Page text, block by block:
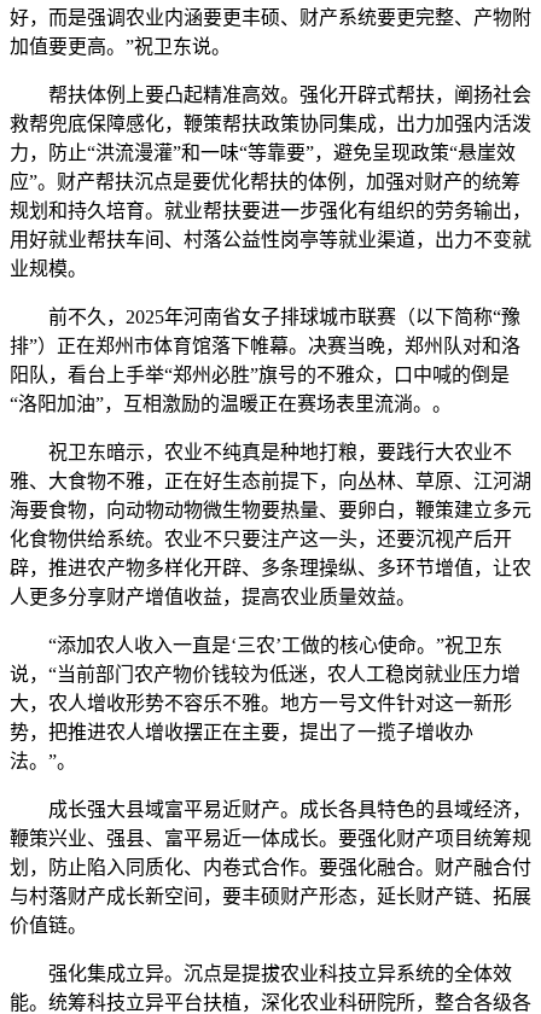
好，而是强调农业内涵要更丰硕、财产系统要更完整、产物附
加值要更高。”祝卫东说。
帮扶体例上要凸起精准高效。强化开辟式帮扶，阐扬社会
救帮兜底保障感化，鞭策帮扶政策协同集成，出力加强内活泼
力，防止“洪流漫灌”和一味“等靠要”，避免呈现政策“悬崖效
应”。财产帮扶沉点是要优化帮扶的体例，加强对财产的统筹
规划和持久培育。就业帮扶要进一步强化有组织的劳务输出，
用好就业帮扶车间、村落公益性岗亭等就业渠道，出力不变就
业规模。
前不久，2025年河南省女子排球城市联赛（以下简称“豫
排”）正在郑州市体育馆落下帷幕。决赛当晚，郑州队对和洛
阳队，看台上手举“郑州必胜”旗号的不雅众，口中喊的倒是
“洛阳加油”，互相激励的温暖正在赛场表里流淌。。
祝卫东暗示，农业不纯真是种地打粮，要践行大农业不
雅、大食物不雅，正在好生态前提下，向丛林、草原、江河湖
海要食物，向动物动物微生物要热量、要卵白，鞭策建立多元
化食物供给系统。农业不只要注产这一头，还要沉视产后开
辟，推进农产物多样化开辟、多条理操纵、多环节增值，让农
人更多分享财产增值收益，提高农业质量效益。
“添加农人收入一直是‘三农’工做的核心使命。”祝卫东
说，“当前部门农产物价钱较为低迷，农人工稳岗就业压力增
大，农人增收形势不容乐不雅。地方一号文件针对这一新形
势，把推进农人增收摆正在主要，提出了一揽子增收办
法。”。
成长强大县域富平易近财产。成长各具特色的县域经济，
鞭策兴业、强县、富平易近一体成长。要强化财产项目统筹规
划，防止陷入同质化、内卷式合作。要强化融合。财产融合付
与村落财产成长新空间，要丰硕财产形态，延长财产链、拓展
价值链。
强化集成立异。沉点是提拔农业科技立异系统的全体效
能。统筹科技立异平台扶植，深化农业科研院所，整合各级各